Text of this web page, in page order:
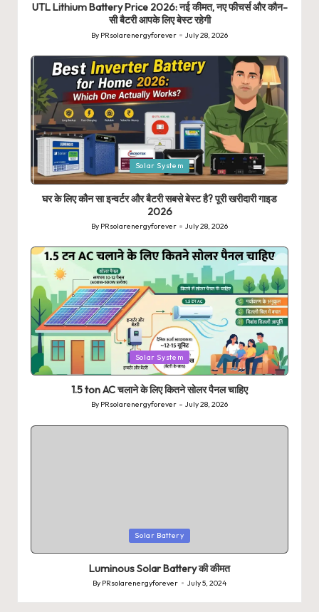
UTL Lithium Battery Price 2026: नई कीमत, नए फीचर्स और कौन-
सी बैटरी आपके लिए बेस्ट रहेगी
Posted
By PRsolarenergyforever July 28, 2026
Posted
in
Solar System
घर के लिए कौन सा इन्वर्टर और बैटरी सबसे बेस्ट है? पूरी खरीदारी गाइड
2026
Posted
by
By PRsolarenergyforever July 28, 2026
Posted
in
Solar System
1.5 ton AC चलाने के लिए कितने सोलर पैनल चाहिए
Posted
By PRsolarenergyforever July 28, 2026
Solar Battery
Luminous Solar Battery की कीमत
Posted
by
By PRsolarenergyforever July 5, 2024